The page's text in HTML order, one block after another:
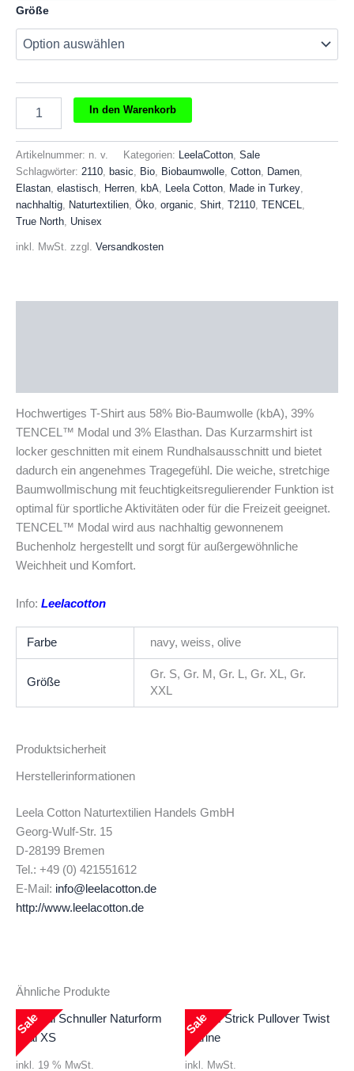
Größe
Cotton
North
Herren
Shirt
langarm
Menge
In den Warenkorb
Artikelnummer: n. v. Kategorien: LeelaCotton, Sale
Schlagwörter: 2110, basic, Bio, Biobaumwolle, Cotton, Damen,
Elastan, elastisch, Herren, kbA, Leela Cotton, Made in Turkey,
nachhaltig, Naturtextilien, Öko, organic, Shirt, T2110, TENCEL,
True North, Unisex
inkl. MwSt. zzgl. Versandkosten
Hochwertiges T-Shirt aus 58% Bio-Baumwolle (kbA), 39%
TENCEL™ Modal und 3% Elasthan. Das Kurzarmshirt ist
locker geschnitten mit einem Rundhalsausschnitt und bietet
dadurch ein angenehmes Tragegefühl. Die weiche, stretchige
Baumwollmischung mit feuchtigkeitsregulierender Funktion ist
optimal für sportliche Aktivitäten oder für die Freizeit geeignet.
TENCEL™ Modal wird aus nachhaltig gewonnenem
Buchenholz hergestellt und sorgt für außergewöhnliche
Weichheit und Komfort.
Info: Leelacotton
Farbe navy, weiss, olive
Größe
Gr. S, Gr. M, Gr. L, Gr. XL, Gr.
XXL
Produktsicherheit
Herstellerinformationen
Leela Cotton Naturtextilien Handels GmbH
Georg-Wulf-Str. 15
D-28199 Bremen
Tel.: +49 (0) 421551612
E-Mail: info@leelacotton.de
http://www.leelacotton.de
Ähnliche Produkte
inkl. 19 % MwSt.
Sale
inkl. MwSt.
Sale